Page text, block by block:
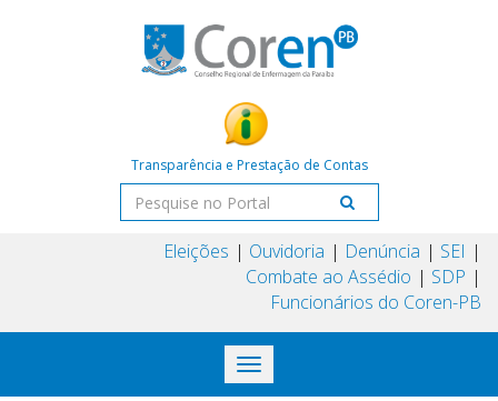
Transparência e Prestação de Contas
Eleições Ouvidoria Denúncia
SEI
Combate ao Assédio
SDP
Funcionários do Coren-PB
Toggle
navigation